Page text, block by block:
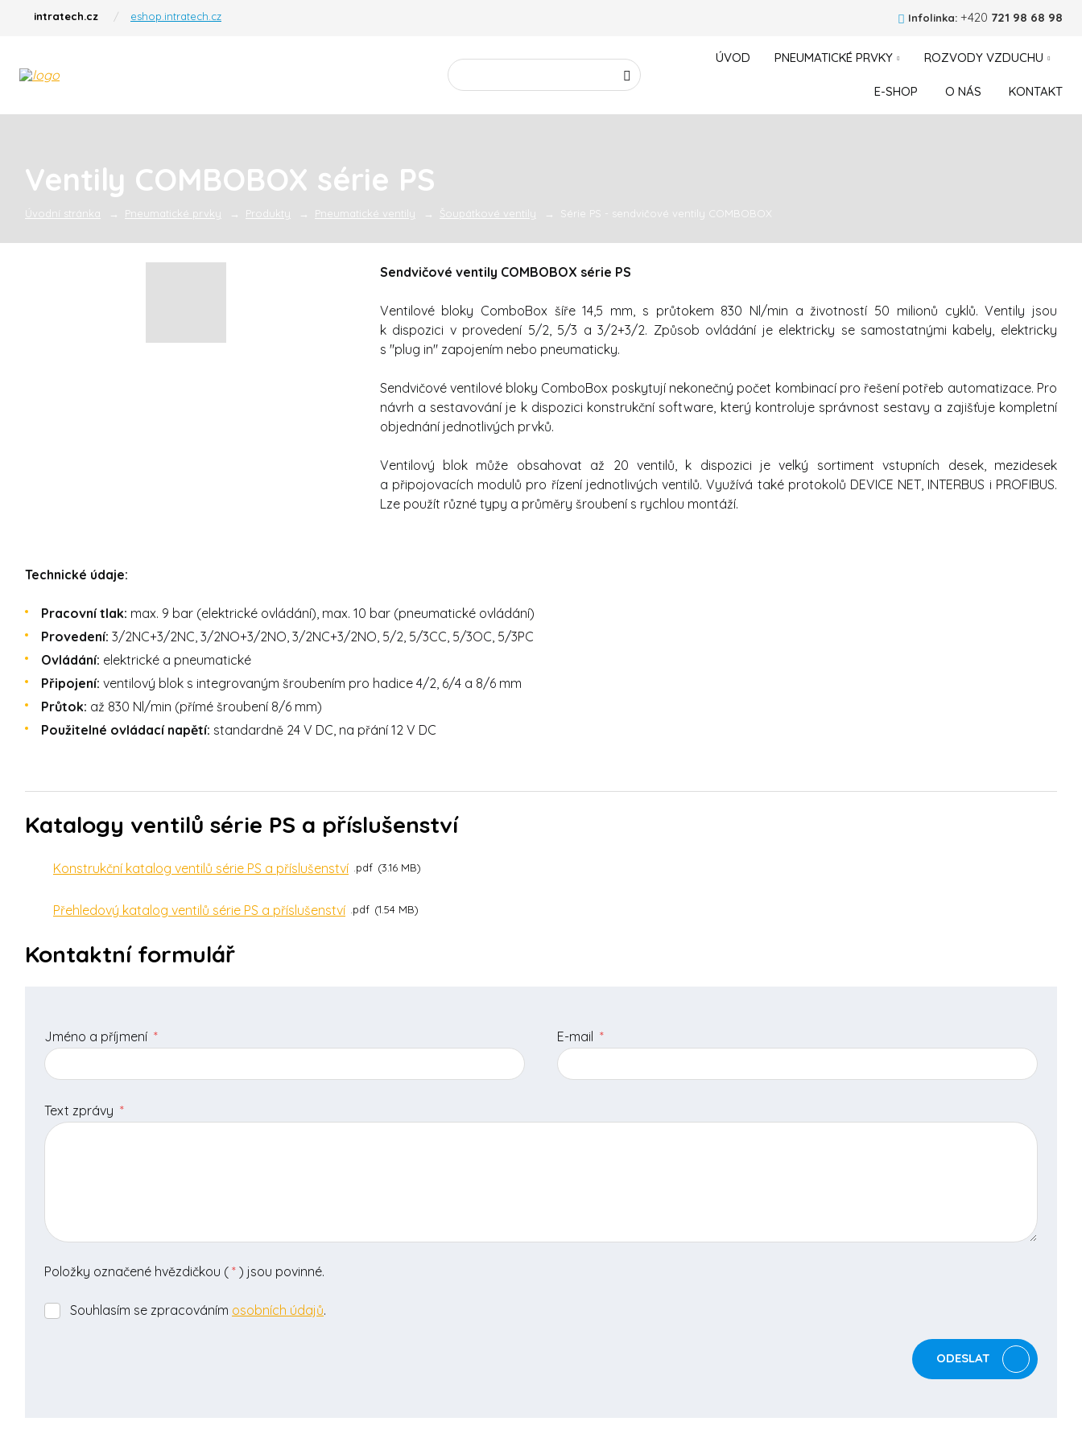
intratech.cz eshop.intratech.cz Infolinka: +420 721 98 68 98
Vyhledávání Hledat
ÚVOD PNEUMATICKÉ PRVKY ROZVODY VZDUCHU
E-SHOP O NÁS KONTAKT
Ventily COMBOBOX série PS
Úvodní stránka Pneumatické prvky Produkty Pneumatické ventily Šoupátkové ventily Série PS - sendvičové ventily COMBOBOX
Sendvičové ventily COMBOBOX série PS
Ventilové bloky ComboBox šíře 14,5 mm, s průtokem 830 Nl/min a životností 50 milionů cyklů. Ventily jsou
k dispozici v provedení 5/2, 5/3 a 3/2+3/2. Způsob ovládání je elektricky se samostatnými kabely, elektricky
s "plug in" zapojením nebo pneumaticky.
Sendvičové ventilové bloky ComboBox poskytují nekonečný počet kombinací pro řešení potřeb automatizace. Pro
návrh a sestavování je k dispozici konstrukční software, který kontroluje správnost sestavy a zajišťuje kompletní
objednání jednotlivých prvků.
Ventilový blok může obsahovat až 20 ventilů, k dispozici je velký sortiment vstupních desek, mezidesek
a připojovacích modulů pro řízení jednotlivých ventilů. Využívá také protokolů DEVICE NET, INTERBUS i PROFIBUS.
Lze použít různé typy a průměry šroubení s rychlou montáží.
Technické údaje:
Pracovní tlak: max. 9 bar (elektrické ovládání), max. 10 bar (pneumatické ovládání)
Provedení: 3/2NC+3/2NC, 3/2NO+3/2NO, 3/2NC+3/2NO, 5/2, 5/3CC, 5/3OC, 5/3PC
Ovládání: elektrické a pneumatické
Připojení: ventilový blok s integrovaným šroubením pro hadice 4/2, 6/4 a 8/6 mm
Průtok: až 830 Nl/min (přímé šroubení 8/6 mm)
Použitelné ovládací napětí: standardně 24 V DC, na přání 12 V DC
Katalogy ventilů série PS a příslušenství
Konstrukční katalog ventilů série PS a příslušenství pdf 3.16 MB
Přehledový katalog ventilů série PS a příslušenství pdf 1.54 MB
Kontaktní formulář
Jméno a příjmení * E-mail *
Text zprávy *
Položky označené hvězdičkou ( * ) jsou povinné.
Souhlasím
Souhlasím se zpracováním osobních údajů.
ODESLAT